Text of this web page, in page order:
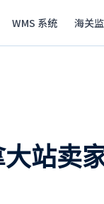
WMS 系统 海关
站卖